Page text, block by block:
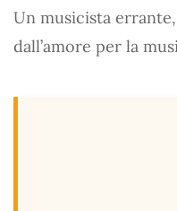
Un musicista
dall’amore per la